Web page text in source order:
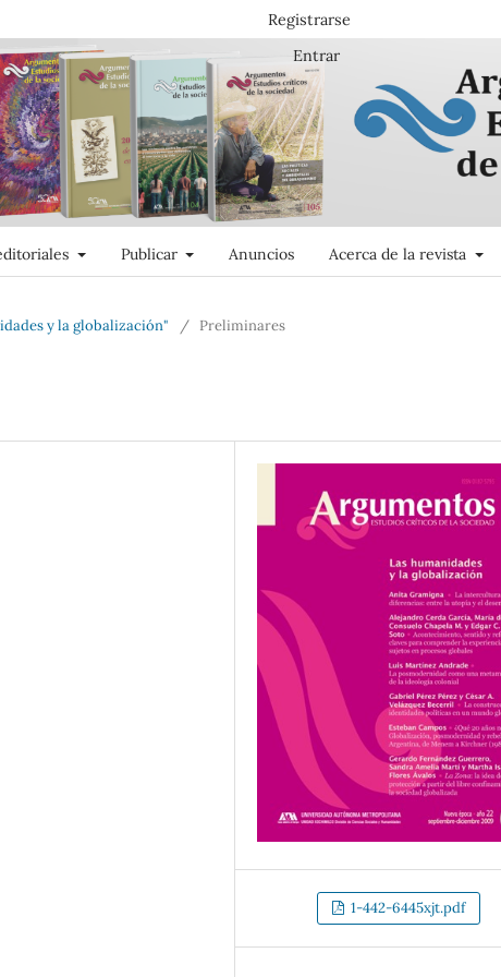
Publicar Anuncios Acerca de la revista
Registrarse
Entrar
y la globalización" / Preliminares
1-442-6445xjt.pdf